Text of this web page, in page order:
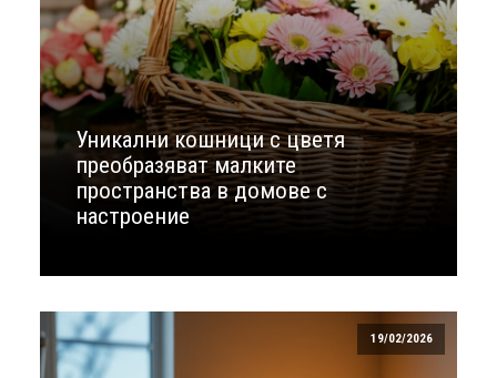
Уникални кошници с цветя
преобразяват малките
пространства в домове с
настроение
19/02/2026